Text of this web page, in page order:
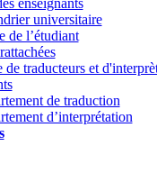
enseignants
universitaire
de l’étudiant
de traducteurs et
de traduction
d’interprétation